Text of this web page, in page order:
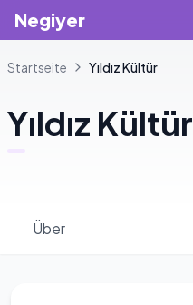
Negiyer
Startseite YıldızKültür
Yıldız Kültür
Über